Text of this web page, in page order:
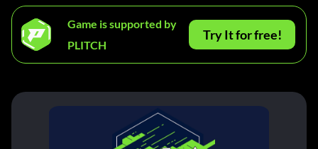
Game is supported by
PLITCH
Try It for free!